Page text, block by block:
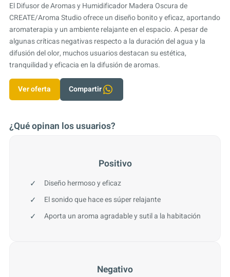
El Difusor de Aromas y Humidificador Madera Oscura de
CREATE/Aroma Studio ofrece un diseño bonito y eficaz, aportando
aromaterapia y un ambiente relajante en el espacio. A pesar de
algunas críticas negativas respecto a la duración del agua y la
difusión del olor, muchos usuarios destacan su estética,
tranquilidad y eficacia en la difusión de aromas.
Ver oferta Compartir
¿Qué opinan los usuarios?
Positivo
Diseño hermoso y eficaz
El sonido que hace es súper relajante
Aporta un aroma agradable y sutil a la habitación
Negativo